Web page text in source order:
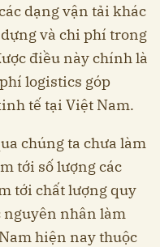
dạng vận tải khác
và chi phí trong
điều này chính là
logistics góp
tế tại Việt Nam.
chúng ta chưa làm
tới số lượng các
tới chất lượng quy
nguyên nhân làm
hiện nay thuộc